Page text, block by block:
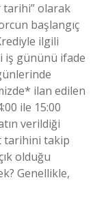
tarihi” olarak
başlangıç
ilgili
iş gününü ifade
ilan edilen
ile 15:00
verildiği
tarihini takip
olduğu
Genellikle,